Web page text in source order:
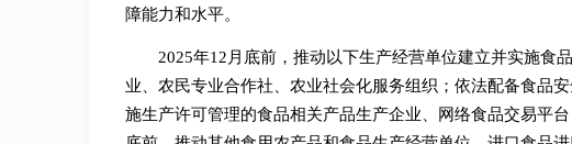
障能力和水平。
2025年12月底前，推动以下生产经营单位建立并实施食
业、农民专业合作社、农业社会化服务组织；依法配备食品
施生产许可管理的食品相关产品生产企业、网络食品交易平